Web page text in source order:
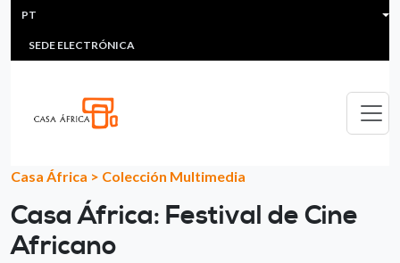
Passar para o conteúdo principal
HEADER MENU
MULTIMEDIA
SEDE ELECTRÓNICA
PT
Casa África > Colección Multimedia
Casa África: Festival de Cine
Africano